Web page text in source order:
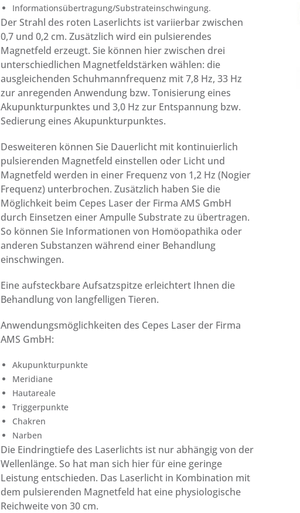
Informationsübertragung/Substrateinschwingung.
Der Strahl des roten Laserlichts ist variierbar zwischen
0,7 und 0,2 cm. Zusätzlich wird ein pulsierendes
Magnetfeld erzeugt. Sie können hier zwischen drei
unterschiedlichen Magnetfeldstärken wählen: die
ausgleichenden Schuhmannfrequenz mit 7,8 Hz, 33 Hz
zur anregenden Anwendung bzw. Tonisierung eines
Akupunkturpunktes und 3,0 Hz zur Entspannung bzw.
Sedierung eines Akupunkturpunktes.
Desweiteren können Sie Dauerlicht mit kontinuierlich
pulsierenden Magnetfeld einstellen oder Licht und
Magnetfeld werden in einer Frequenz von 1,2 Hz (Nogier
Frequenz) unterbrochen. Zusätzlich haben Sie die
Möglichkeit beim Cepes Laser der Firma AMS GmbH
durch Einsetzen einer Ampulle Substrate zu übertragen.
So können Sie Informationen von Homöopathika oder
anderen Substanzen während einer Behandlung
einschwingen.
Eine aufsteckbare Aufsatzspitze erleichtert Ihnen die
Behandlung von langfelligen Tieren.
Anwendungsmöglichkeiten des Cepes Laser der Firma
AMS GmbH:
Akupunkturpunkte
Meridiane
Hautareale
Triggerpunkte
Chakren
Narben
Die Eindringtiefe des Laserlichts ist nur abhängig von der
Wellenlänge. So hat man sich hier für eine geringe
Leistung entschieden. Das Laserlicht in Kombination mit
dem pulsierenden Magnetfeld hat eine physiologische
Reichweite von 30 cm.